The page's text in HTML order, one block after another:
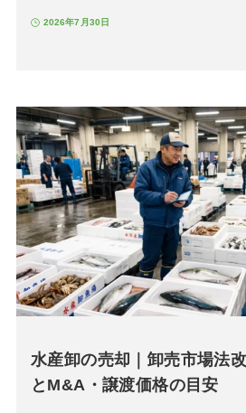
2026年7月30日
水産卸の売却｜卸売市場法
とM&A・譲渡価格の目安